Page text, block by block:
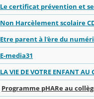
Le certificat prévention et
Non Harcèlement scolaire
Etre parent à l'ère du
E-media31
LA VIE DE VOTRE ENFANT AU
Programme pHARe au